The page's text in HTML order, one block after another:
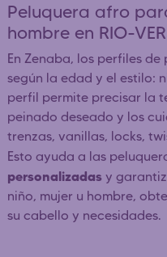
Peluquera afro
hombre en RIO-
En Zenaba, los perfiles
según la edad y el estilo:
perfil permite precisar la
peinado deseado y los
trenzas, vanillas, locks,
Esto ayuda a las
personalizadas y
niño, mujer u hombre,
su cabello y necesidades.